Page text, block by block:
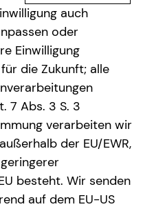
expats across
for many years. Together
designed
as an expat – from
your career to long-
system and make
matter where you come
auch
oder
Einwilligung
die Zukunft; alle
7 Abs. 3 S. 3
verarbeiten wir
der EU/EWR,
besteht. Wir senden
auf dem EU-US